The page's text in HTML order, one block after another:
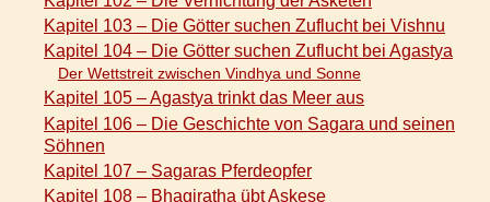
Kapitel 103 – Die Götter suchen Zuflucht bei Vishnu
Kapitel 104 – Die Götter suchen Zuflucht bei Agastya
Der Wettstreit zwischen Vindhya und Sonne
Kapitel 105 – Agastya trinkt das Meer aus
Kapitel 106 – Die Geschichte von Sagara und seinen
Söhnen
Kapitel 107 – Sagaras Pferdeopfer
Kapitel 108 – Bhagiratha übt Askese